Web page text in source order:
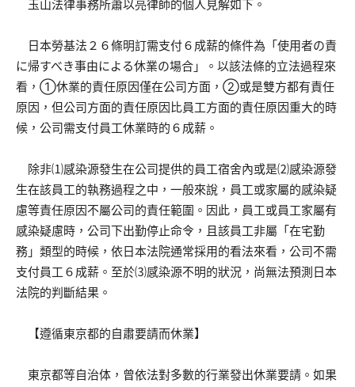
玉山法律事務所蕭以亮律師的個人見解如下。
日本勞基法２６條明訂需支付６成薪的條件為「使用者の責
に帰すべき事由による休業の場合」。以該法條的立法過程來
看，①休業的責任原因僅在公司方面，②或是雙方都有責任
原因，但公司方面的責任原因比員工方面的責任原因重大的時
候，公司需支付員工休業時的６成薪。
除非⑴感染源發生在公司提供的員工宿舍內或是⑵感染源發
生在該員工的執務過程之中，一般來說，員工或家屬的感染疑
慮等責任原因不屬公司的責任範圍。因此，員工或員工家屬有
感染疑慮時，公司下出勤停止命令，且該員工非屬「在宅勤
務」類型的時候，依日本法院通常採用的看法來看，公司不需
支付員工６成薪。至於⑶感染源不明的狀況，尚無法預測日本
法院的判斷結果。
【遵循東京都的自肅要請而休業】
東京都等自治体，曾依法對多數的行業發出休業要請。如果